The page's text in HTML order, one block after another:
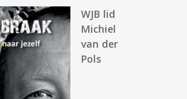
WJB lid
Michiel
van der
Pols